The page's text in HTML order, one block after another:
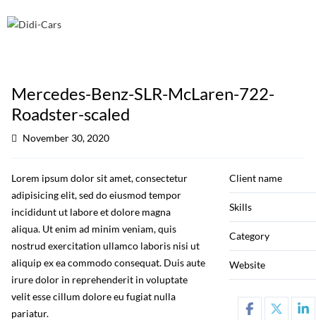
Mercedes-Benz-SLR-McLaren-722-
Roadster-scaled
November 30, 2020
Lorem ipsum dolor sit amet, consectetur
adipisicing elit, sed do eiusmod tempor
incididunt ut labore et dolore magna
aliqua. Ut enim ad minim veniam, quis
nostrud exercitation ullamco laboris nisi ut
aliquip ex ea commodo consequat. Duis aute
irure dolor in reprehenderit in voluptate
velit esse cillum dolore eu fugiat nulla
pariatur.
Client name
Skills
Category
Website